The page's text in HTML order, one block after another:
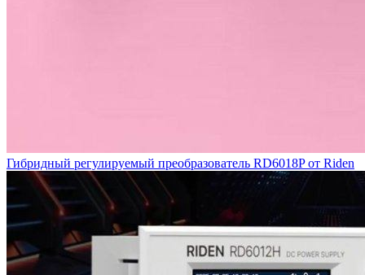
Гибридный регулируемый преобразователь RD6018P от Riden